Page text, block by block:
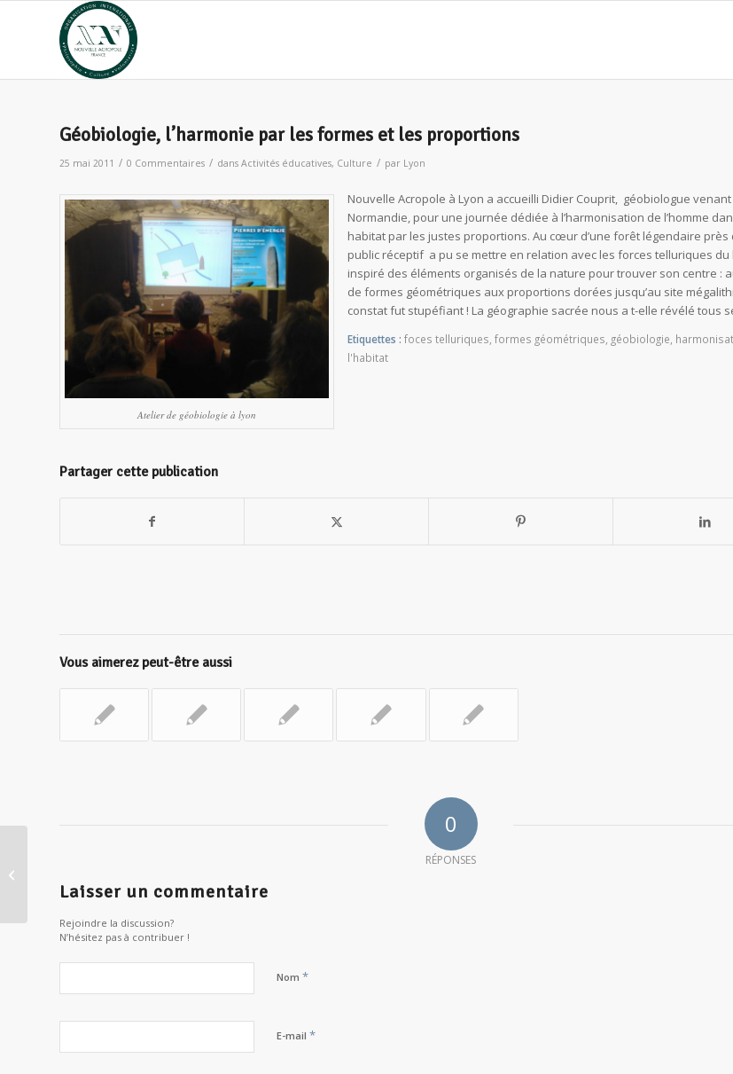
Géobiologie, l’harmonie par les formes et les proportions
25 mai 2011 / 0 Commentaires / dans Activités éducatives, Culture / par Lyon
Atelier de géobiologie à lyon
Nouvelle Acropole à Lyon a accueilli Didier Couprit, géobiologue
Normandie, pour une journée dédiée à l’harmonisation de l’homme
habitat par les justes proportions. Au cœur d’une forêt légendaire près
public réceptif a pu se mettre en relation avec les forces telluriques du
inspiré des éléments organisés de la nature pour trouver son centre :
de formes géométriques aux proportions dorées jusqu’au site
constat fut stupéfiant ! La géographie sacrée nous a t-elle révélé tous
Etiquettes : foces telluriques formes géométriques géobiologie
l'habitat
Partager cette publication
Vous aimerez peut-être aussi
0
RÉPONSES
Laisser un commentaire
Rejoindre la discussion?
N’hésitez pas à contribuer !
Nom *
E-mail *
intérieur ?